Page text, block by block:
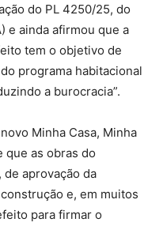
do PL 4250/25, do
e ainda afirmou que a
tem o objetivo de
programa habitacional
a burocracia”.
Minha Casa, Minha
que as obras do
aprovação da
e, em muitos
para firmar o